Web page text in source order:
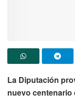
La Diputación
nuevo centenario